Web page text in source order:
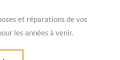
et réparations de vos
les années à venir.